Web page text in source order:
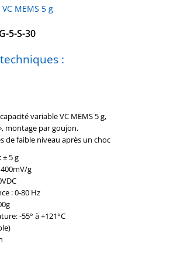
MEMS 5 g
5-S-30
:
variable VC MEMS 5 g,
montage par goujon.
de faible niveau après un choc
± 5 g
g
: 0-80 Hz
-55° à +121°C